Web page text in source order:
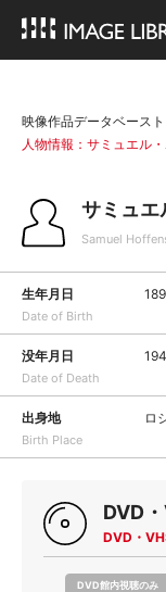
映像作品データベース
人物情報：サミュエル
サミュエ
Samuel
生年月日
Date of Birth
没年月日
Date of Death
出身地
Birth Place
ロ
DVD
DVD・
DVD館内視聴のみ